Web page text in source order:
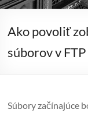
Vás
Ako povoliť
súborov v
Súbory začínajúce